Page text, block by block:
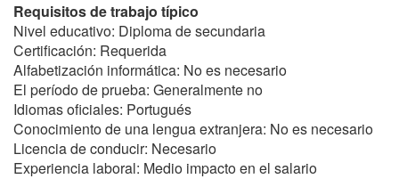
Requisitos de trabajo típico
Nivel educativo: Diploma de secundaria
Certificación: Requerida
Alfabetización informática: No es necesario
El período de prueba: Generalmente no
Idiomas oficiales: Portugués
Conocimiento de una lengua extranjera: No es necesario
Licencia de conducir: Necesario
Experiencia laboral: Medio impacto en el salario